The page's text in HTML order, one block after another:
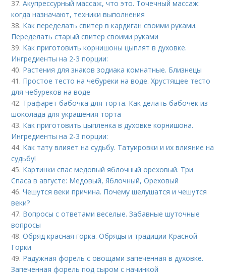
37.Акупрессурный массаж, что это. Точечный массаж:
когда назначают, техники выполнения
38. Как переделать свитер в кардиган своими руками.
Переделать старый свитер своими руками
39. Как приготовить корнишоны цыплят в духовке.
Ингредиенты на 2-3 порции:
40. Растения для знаков зодиака комнатные. Близнецы
41. Простое тесто на чебуреки на воде. Хрустящее тесто
для чебуреков на воде
42. Трафарет бабочка для торта. Как делать бабочек из
шоколада для украшения торта
43. Как приготовить цыпленка в духовке корнишона.
Ингредиенты на 2-3 порции:
44. Как тату влияет на судьбу. Татуировки и их влияние на
судьбу!
45. Картинки спас медовый яблочный ореховый. Три
Спаса в августе: Медовый, Яблочный, Ореховый
46.Чешутся веки причина. Почему шелушатся и чешутся
веки?
47. Вопросы с ответами веселые. Забавные шуточные
вопросы
48.Обряд красная горка. Обряды и традиции Красной
Горки
49. Радужная форель с овощами запеченная в духовке.
Запеченная форель под сыром с начинкой